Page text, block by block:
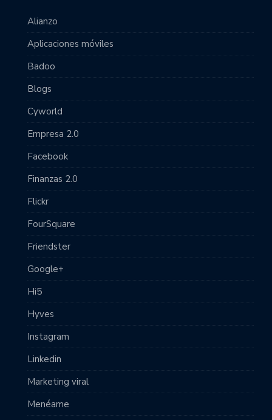
Alianzo
Aplicaciones móviles
Badoo
Blogs
Cyworld
Empresa 2.0
Facebook
Finanzas 2.0
Flickr
FourSquare
Friendster
Google+
Hi5
Hyves
Instagram
Linkedin
Marketing viral
Menéame